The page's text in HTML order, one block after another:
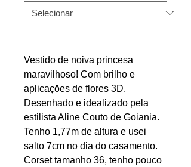
Vestido de noiva princesa
maravilhoso! Com brilho e
aplicaçōes de flores 3D.
Desenhado e idealizado pela
estilista Aline Couto de Goiania.
Tenho 1,77m de altura e usei
salto 7cm no dia do casamento.
Corset tamanho 36, tenho pouco